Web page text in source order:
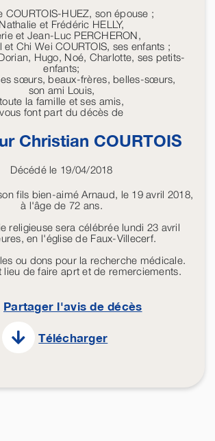
COURTOIS-HUEZ, son épouse ;
Nathalie et Frédéric HELLY,
et Jean-Luc PERCHERON,
et Chi Wei COURTOIS, ses enfants ;
Hugo, Noé, Charlotte, ses petits-
enfants;
sœurs, beaux-frères, belles-sœurs,
son ami Louis,
toute la famille et ses amis,
vous font part du décès de
Christian COURTOIS
Décédé le 19/04/2018
fils bien-aimé Arnaud, le 19 avril 2018,
à l'âge de 72 ans.
religieuse sera célébrée lundi 23 avril
en l'église de Faux-Villecerf.
ou dons pour la recherche médicale.
lieu de faire aprt et de remerciements.
Partager l'avis de décès
Télécharger